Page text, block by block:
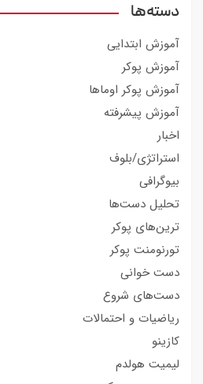
دسته‌ها
آموزش ابتدایی
آموزش پوکر
آموزش پوکر اوماها
آموزش پیشرفته
اخبار
استراتژی/بلوف
بیوگرافی
تحلیل دست‌ها
ترین‌های پوکر
تورنومنت پوکر
دست خوانی
دست‌های شروع
ریاضیات و احتمالات
کازینو
لیمیت هولدم